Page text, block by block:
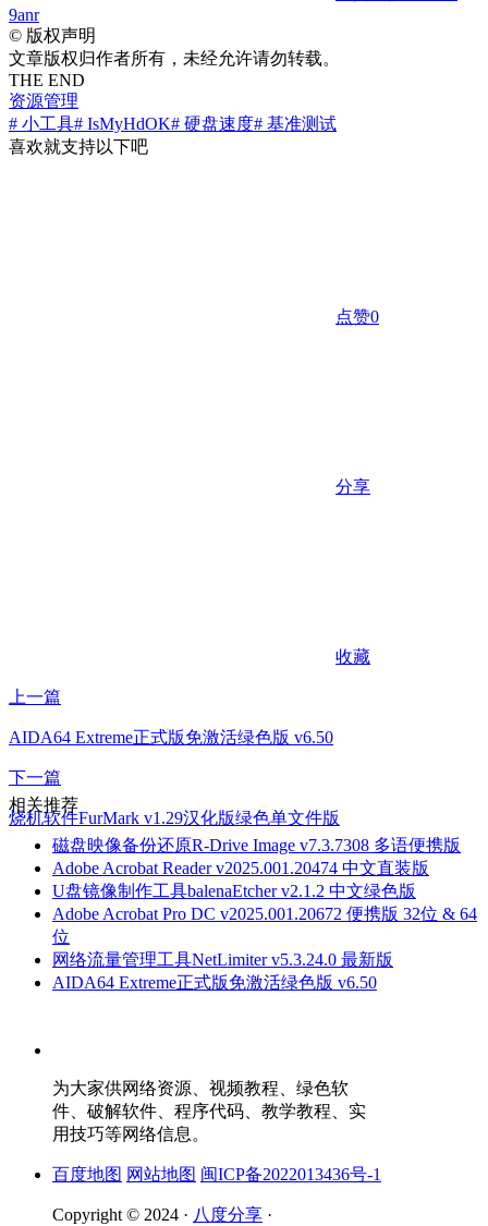
9anr
© 版权声明
文章版权归作者所有，未经允许请勿转载。
THE END
资源管理
# 小工具# IsMyHdOK# 硬盘速度# 基准测试
喜欢就支持以下吧
点赞0
分享
收藏
上一篇
AIDA64 Extreme正式版免激活绿色版 v6.50
下一篇
烧机软件FurMark v1.29汉化版绿色单文件版
相关推荐
磁盘映像备份还原R-Drive Image v7.3.7308 多语便携版
Adobe Acrobat Reader v2025.001.20474 中文直装版
U盘镜像制作工具balenaEtcher v2.1.2 中文绿色版
Adobe Acrobat Pro DC v2025.001.20672 便携版 32位 & 64
位
网络流量管理工具NetLimiter v5.3.24.0 最新版
AIDA64 Extreme正式版免激活绿色版 v6.50
为大家供网络资源、视频教程、绿色软
件、破解软件、程序代码、教学教程、实
用技巧等网络信息。
百度地图 网站地图 闽ICP备2022013436号-1
Copyright © 2024 · 八度分享 ·